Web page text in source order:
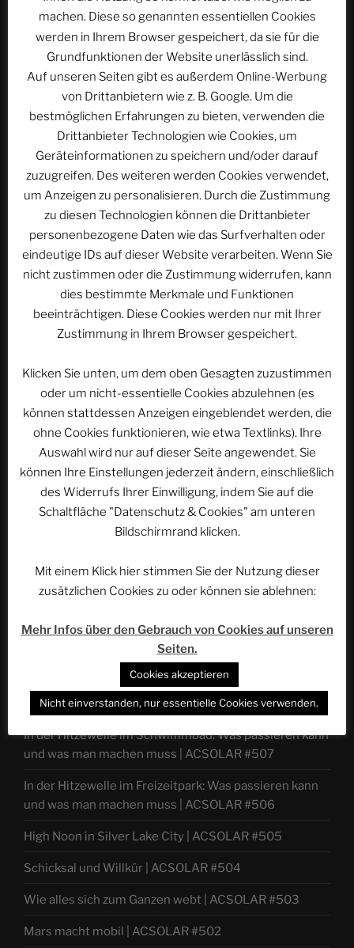
Beitragsnavigation
Vorheriger
Beitrag
ZURÜCK
ACSOLAR #074: ASTROCOHORS – Die
Zusammenkunft | Der Auftakt
Nächster
Beitrag
WEITER
ACSOLAR #076: EUROPA-PARK Hotelresort – El
Andaluz
WEBSEITE DURCHSUCHEN
Suchen
Werbung
NEUESTE EPISODEN
Bonn: Die Quartierfrage ist offen | ACSOLAR #508
In der Hitzewelle im Schwimmbad: Was passieren kann
und was man machen muss | ACSOLAR #507
In der Hitzewelle im Freizeitpark: Was passieren kann
und was man machen muss | ACSOLAR #506
High Noon in Silver Lake City | ACSOLAR #505
Schicksal und Willkür | ACSOLAR #504
Wie alles sich zum Ganzen webt | ACSOLAR #503
Mars macht mobil | ACSOLAR #502
machen. Diese so genannten essentiellen Cookies
werden in Ihrem Browser gespeichert, da sie für die
Grundfunktionen der Website unerlässlich sind.
Auf unseren Seiten gibt es außerdem Online-Werbung
von Drittanbietern wie z. B. Google. Um die
bestmöglichen Erfahrungen zu bieten, verwenden die
Drittanbieter Technologien wie Cookies, um
Geräteinformationen zu speichern und/oder darauf
zuzugreifen. Des weiteren werden Cookies verwendet,
um Anzeigen zu personalisieren. Durch die Zustimmung
zu diesen Technologien können die Drittanbieter
personenbezogene Daten wie das Surfverhalten oder
eindeutige IDs auf dieser Website verarbeiten. Wenn Sie
nicht zustimmen oder die Zustimmung widerrufen, kann
dies bestimmte Merkmale und Funktionen
beeinträchtigen. Diese Cookies werden nur mit Ihrer
Zustimmung in Ihrem Browser gespeichert.
Klicken Sie unten, um dem oben Gesagten zuzustimmen
oder um nicht-essentielle Cookies abzulehnen (es
können stattdessen Anzeigen eingeblendet werden, die
ohne Cookies funktionieren, wie etwa Textlinks). Ihre
Auswahl wird nur auf dieser Seite angewendet. Sie
können Ihre Einstellungen jederzeit ändern, einschließlich
des Widerrufs Ihrer Einwilligung, indem Sie auf die
Schaltfläche "Datenschutz & Cookies" am unteren
Bildschirmrand klicken.
Mit einem Klick hier stimmen Sie der Nutzung dieser
zusätzlichen Cookies zu oder können sie ablehnen:
Mehr Infos über den Gebrauch von Cookies auf unseren
Seiten.
Cookies akzeptieren
Nicht einverstanden, nur essentielle Cookies verwenden.